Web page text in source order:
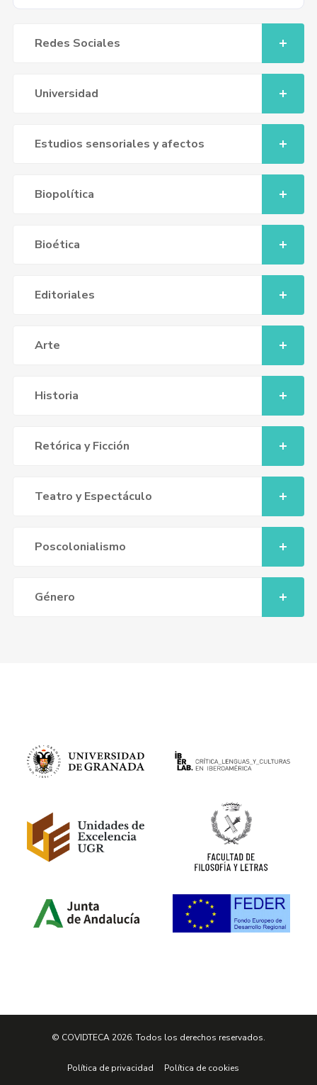
Redes Sociales
Universidad
Estudios sensoriales y afectos
Biopolítica
Bioética
Editoriales
Arte
Historia
Retórica y Ficción
Teatro y Espectáculo
Poscolonialismo
Género
© COVIDTECA 2026. Todos los derechos reservados.
Política de privacidad Política de cookies